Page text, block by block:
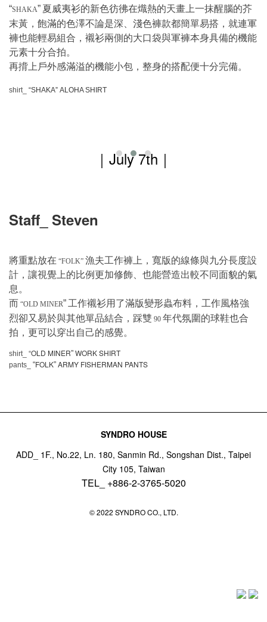
“SHAKA” 夏威夷衫的新色彷彿在熾熱的天畫上一抹醒腦的芥
末黃，飽滿的色澤不論是深、淺色褲款都簡單易搭，就連軍
褲也能輕易組合，襯衫兩側的大口袋與軍褲本身具備的機能
元素十分合拍。
再揹上戶外感滿溢的機能小包，整身的搭配便十分完備。
shirt “SHAKA” ALOHA SHIRT
｜ July 7th ｜
Staff_ Steven
將重點放在 “FOLK” 漁夫工作褲上，寬版的線條與九分長度設
計，讓視覺上的比例更加修飾、也能營造出較不同面貌的氣
息。
而 “OLD MINER”工作襯衫用了滿版變形蟲布料，工作風格強
烈卻又易於與其他單品結合，踩雙 90 年代氛圍的球鞋也合
拍，更可以穿出自己的感覺。
shirt_ “OLD MINER” WORK SHIRT
pants_ “FOLK” ARMY FISHERMAN PANTS
SYNDRO HOUSE
ADD_ 1F., No.22, Ln. 180, Sanmin Rd., Songshan Dist., Taipei
City 105, Taiwan
TEL_ +886-2-3765-5020
© 2022 SYNDRO CO., LTD.